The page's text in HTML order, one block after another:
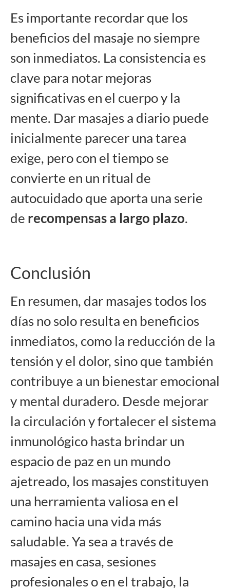
Es importante recordar que los
beneficios del masaje no siempre
son inmediatos. La consistencia es
clave para notar mejoras
significativas en el cuerpo y la
mente. Dar masajes a diario puede
inicialmente parecer una tarea
exige, pero con el tiempo se
convierte en un ritual de
autocuidado que aporta una serie
de recompensas a largo plazo.
Conclusión
En resumen, dar masajes todos los
días no solo resulta en beneficios
inmediatos, como la reducción de la
tensión y el dolor, sino que también
contribuye a un bienestar emocional
y mental duradero. Desde mejorar
la circulación y fortalecer el sistema
inmunológico hasta brindar un
espacio de paz en un mundo
ajetreado, los masajes constituyen
una herramienta valiosa en el
camino hacia una vida más
saludable. Ya sea a través de
masajes en casa, sesiones
profesionales o en el trabajo, la